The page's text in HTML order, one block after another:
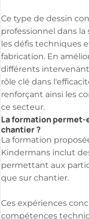
Ce type de dessin
professionnel dans
les défis techniques
fabrication. En
différents
rôle clé dans
renforçant ainsi les
ce secteur.
La formation
chantier ?
La formation
Kindermans inclut
permettant aux
que sur chantier.
Ces expériences
compétences